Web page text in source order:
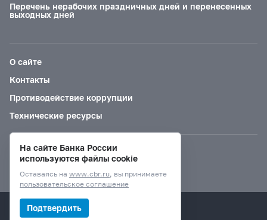
Перечень нерабочих праздничных дней и перенесенных
выходных дней
О сайте
Контакты
Противодействие коррупции
Технические ресурсы
Версия для слабовидящих
© Банк России, 2000–2026.
На сайте Банка России
используются файлы cookie
Оставаясь на www.cbr.ru, вы принимаете
пользовательское соглашение
Подтвердить